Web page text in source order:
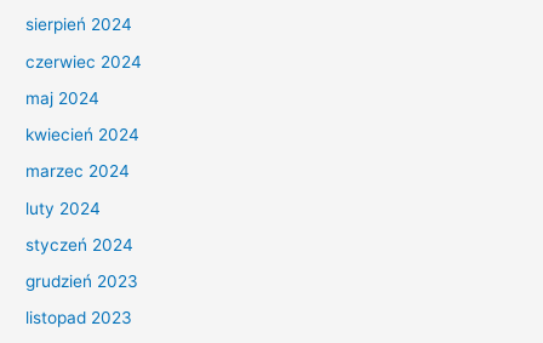
sierpień 2024
czerwiec 2024
maj 2024
kwiecień 2024
marzec 2024
luty 2024
styczeń 2024
grudzień 2023
listopad 2023